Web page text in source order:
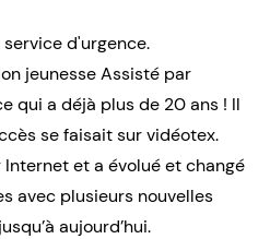
d'urgence.
jeunesse Assisté par
qui a déjà plus de 20 ans ! Il
se faisait sur vidéotex.
Internet et a évolué et changé
avec plusieurs nouvelles
aujourd’hui.